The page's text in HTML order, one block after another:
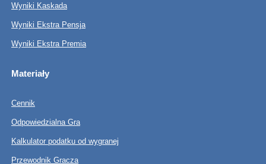
Wyniki Kaskada
Wyniki Ekstra Pensja
Wyniki Ekstra Premia
Materiały
Cennik
Odpowiedzialna Gra
Kalkulator podatku od wygranej
Przewodnik Gracza